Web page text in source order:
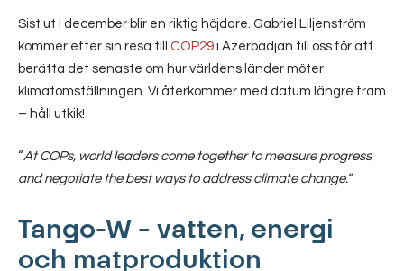
Sist ut i december blir en riktig höjdare. Gabriel Liljenström
kommer efter sin resa till COP29 i Azerbadjan till oss för att
berätta det senaste om hur världens länder möter
klimatomställningen. Vi återkommer med datum längre fram
– håll utkik!
“At COPs, world leaders come together to measure progress
and negotiate the best ways to address climate change.”
Tango-W – vatten, energi
och matproduktion